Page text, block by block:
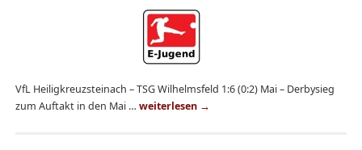
VfL Heiligkreuzsteinach – TSG Wilhelmsfeld 1:6 (0:2) Mai – Derbysieg
zum Auftakt in den Mai … weiterlesen →